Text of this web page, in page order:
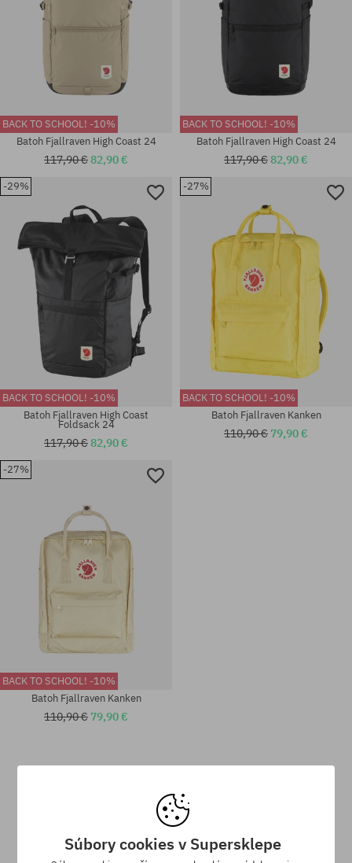
univerzálna veľkosť univerzálna veľkosť
univerzálna veľkosť
BACK TO SCHOOL! -10%
Batoh Fjallraven High Coast 24
117,90 €82,90 €
BACK TO SCHOOL! -10%
Batoh Fjallraven High Coast 24
117,90 €82,90 €
-29%
BACK TO SCHOOL! -10%
Batoh Fjallraven High Coast
Foldsack 24
117,90 €82,90 €
-27%
BACK TO SCHOOL! -10%
Batoh Fjallraven Kanken
110,90 € 79,90 €
-27%
BACK TO SCHOOL! -10%
Batoh Fjallraven Kanken
110,90 € 79,90 €
Vernostný program SuperClub
Súbory cookies v Supersklepe